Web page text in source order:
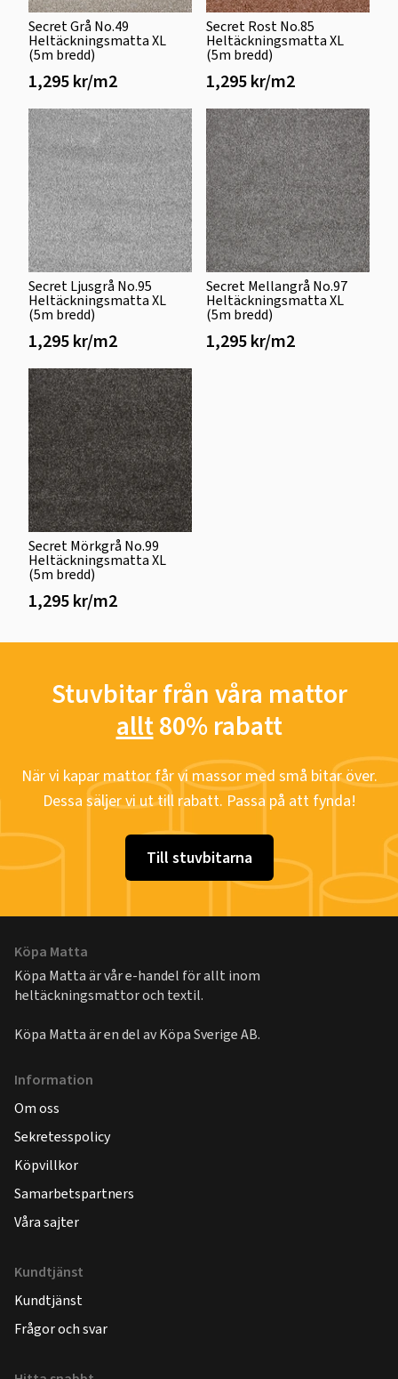
Secret Grå No.49
Heltäckningsmatta XL
(5m bredd)
1,295 kr/m2
Secret Rost No.85
Heltäckningsmatta XL
(5m bredd)
1,295 kr/m2
Secret Ljusgrå No.95
Heltäckningsmatta XL
(5m bredd)
1,295 kr/m2
Secret Mellangrå No.97
Heltäckningsmatta XL
(5m bredd)
1,295 kr/m2
Secret Mörkgrå No.99
Heltäckningsmatta XL
(5m bredd)
1,295 kr/m2
Stuvbitar från våra mattor
allt80% rabatt
När vi kapar mattor får vi massor med små bitar över.
Dessa säljer vi ut till rabatt. Passa på att fynda!
Till stuvbitarna
Köpa Matta
Köpa Matta är vår e-handel för allt inom
heltäckningsmattor och textil.
Köpa Matta är en del avKöpa Sverige AB.
Information
Om oss
Sekretesspolicy
Köpvillkor
Samarbetspartners
Våra sajter
Kundtjänst
Kundtjänst
Frågor och svar